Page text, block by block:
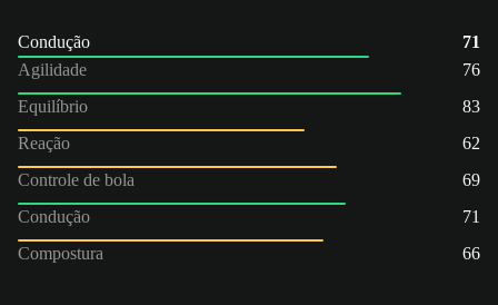
Condução
71
Agilidade
76
Equilíbrio
83
Reação
62
Controle de bola
69
Condução
71
Compostura
66